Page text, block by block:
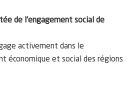
de l’engagement social de
activement dans le
économique et social des régions